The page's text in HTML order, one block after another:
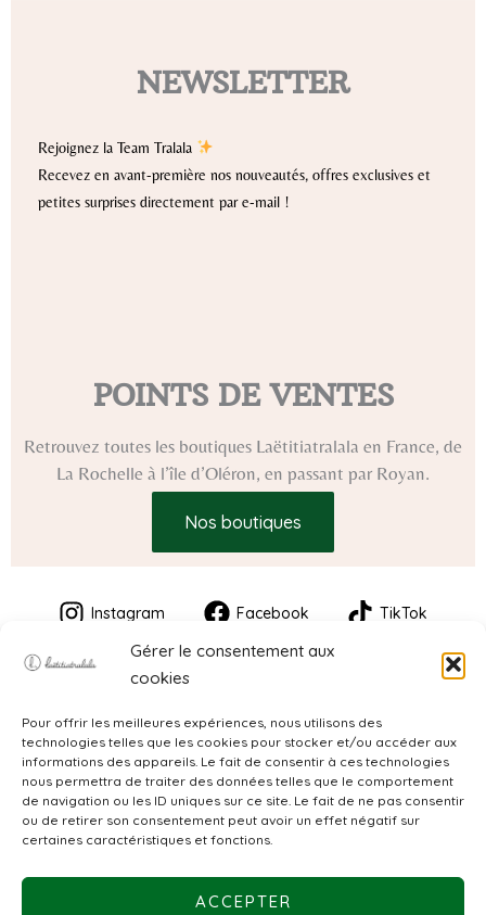
Gérer le consentement aux
cookies
Pour offrir les meilleures expériences, nous utilisons des
technologies telles que les cookies pour stocker et/ou accéder aux
informations des appareils. Le fait de consentir à ces technologies
nous permettra de traiter des données telles que le comportement
de navigation ou les ID uniques sur ce site. Le fait de ne pas consentir
ou de retirer son consentement peut avoir un effet négatif sur
certaines caractéristiques et fonctions.
ACCEPTER
NEWSLETTER
Rejoignez la Team Tralala
Recevez en avant-première nos nouveautés, offres exclusives et
petites surprises directement par e-mail !
POINTS DE VENTES
Retrouvez toutes les boutiques Laëtitiatralala en France, de
La Rochelle à l’île d’Oléron, en passant par Royan.
Nos boutiques
Instagram Facebook TikTok
CGV